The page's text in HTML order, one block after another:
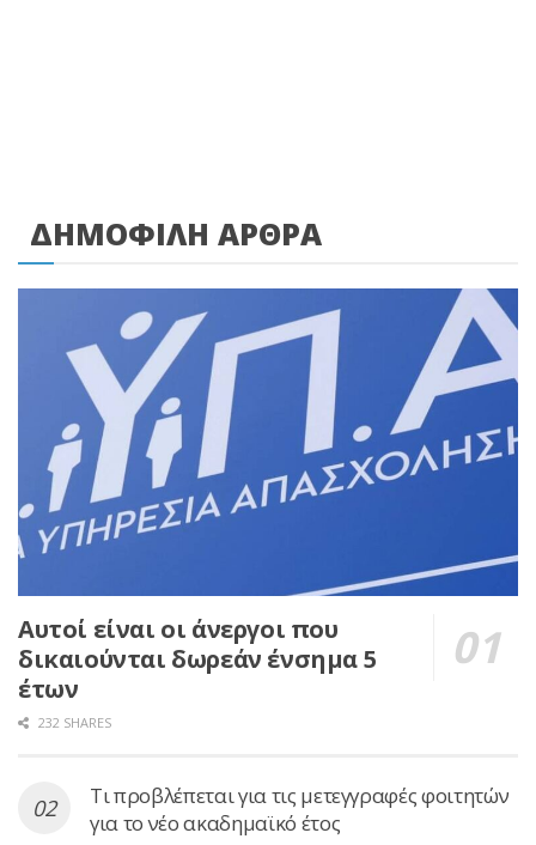
ΔΗΜΟΦΙΛΗ ΑΡΘΡΑ
Αυτοί είναι οι άνεργοι που
δικαιούνται δωρεάν ένσημα 5
έτων
232 SHARES
Τι προβλέπεται για τις μετεγγραφές φοιτητών
για το νέο ακαδημαϊκό έτος